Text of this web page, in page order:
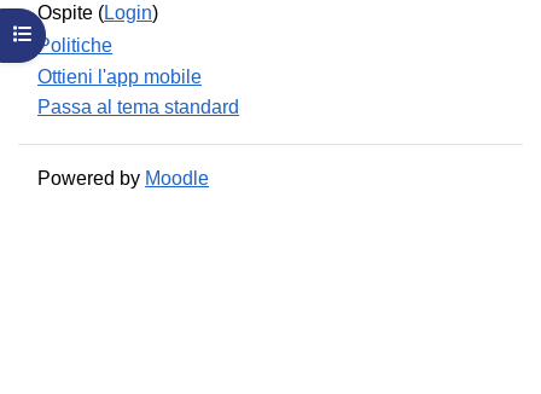
Apri indice del corso
Ospite (Login)
Politiche
Ottieni l'app mobile
Passa al tema standard
Powered by Moodle